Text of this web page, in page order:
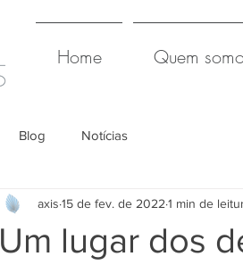
Home Quem
Blog Notícias
Um lugar dos
axis 15 de fev. de 2022 1 min de